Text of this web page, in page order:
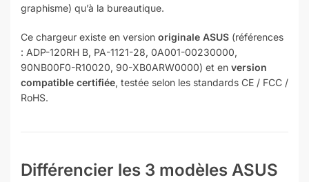
graphisme) qu’à la bureautique.
Ce chargeur existe en version originale ASUS (références
: ADP-120RH B, PA-1121-28, 0A001-00230000,
90NB00F0-R10020, 90-XB0ARW0000) et en version
compatible certifiée, testée selon les standards CE / FCC /
RoHS.
Différencier les 3 modèles ASUS